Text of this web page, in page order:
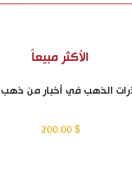
الأكثر مبيعاً
الله عليه وسلم من الشك
$ 18.00